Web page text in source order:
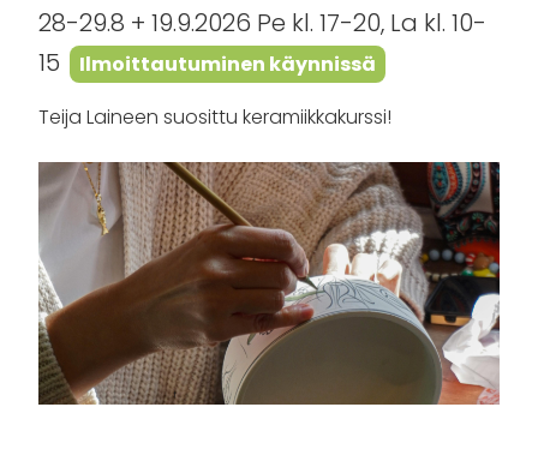
28-29.8 + 19.9.2026 Pe kl. 17-20, La kl. 10-
15
Ilmoittautuminen käynnissä
Teija Laineen suosittu keramiikkakurssi!